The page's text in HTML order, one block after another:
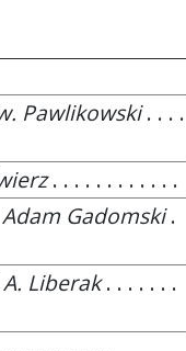
Pawlikowski. . . .
. . . . . . . . . . . .
Adam Gadomski.
Liberak. . . . . . .